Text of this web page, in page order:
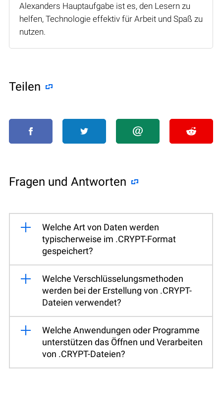
Alexanders Hauptaufgabe ist es, den Lesern zu
helfen, Technologie effektiv für Arbeit und Spaß zu
nutzen.
Teilen
Fragen und Antworten
Welche Art von Daten werden
typischerweise im .CRYPT-Format
gespeichert?
Welche Verschlüsselungsmethoden
werden bei der Erstellung von .CRYPT-
Dateien verwendet?
Welche Anwendungen oder Programme
unterstützen das Öffnen und Verarbeiten
von .CRYPT-Dateien?